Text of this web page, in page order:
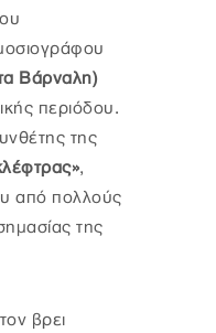
Βάρναλη)
περιόδου.
της
,
από πολλούς
της
βρει